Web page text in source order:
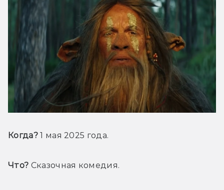
Когда? 1 мая 2025 года.
Что? Сказочная комедия.